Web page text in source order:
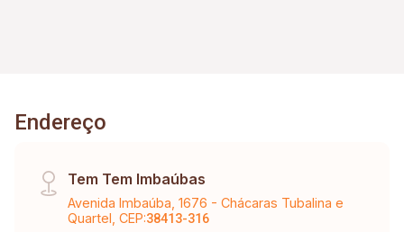
Endereço
Tem Tem Imbaúbas
Avenida Imbaúba, 1676 - Chácaras Tubalina e
Quartel, CEP:38413-316